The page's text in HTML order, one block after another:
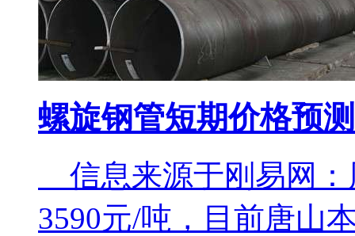
螺旋钢管短期价格预测
信息来源于刚易网：
3590元/吨，目前唐山